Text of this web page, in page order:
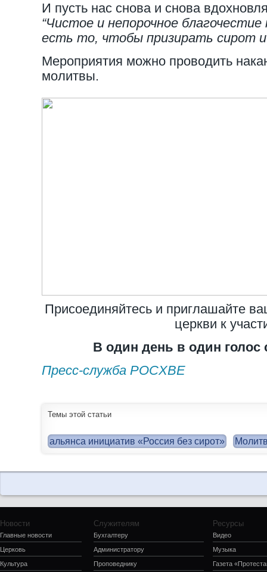
И пусть нас снова и снова
“Чистое и непорочное
есть то, чтобы призирать сирот и
Мероприятия можно проводить
молитвы.
Присоединяйтесь и приглашайте
церкви к
В один день в один
Пресс-служба РОСХВЕ
Темы этой статьи
альянса инициатив «Россия без сирот»
Новости
Главные новости
Церковь
Культура
Служителям
Бухгалтеру
Администратору
Проповеднику
Ресурсы
Видео
Музыка
Газета